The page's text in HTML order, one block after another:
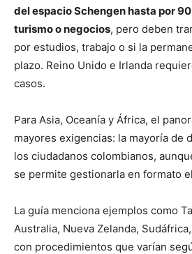
del espacio Schengen hasta por
turismo o negocios, pero deben
por estudios, trabajo o si la
plazo. Reino Unido e Irlanda
casos.
Para Asia, Oceanía y África, el
mayores exigencias: la mayoría de
los ciudadanos colombianos,
se permite gestionarla en formato
La guía menciona ejemplos como
Australia, Nueva Zelanda,
con procedimientos que varían